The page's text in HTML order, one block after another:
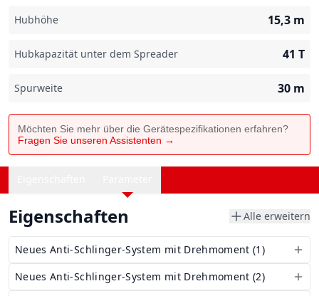
Hubhöhe
15,3 m
Hubkapazität unter dem Spreader 41 T
Spurweite 30 m
Möchten Sie mehr über die Gerätespezifikationen erfahren?
Fragen Sie unseren Assistenten →
Eigenschaften Alle erweitern
Neues Anti-Schlinger-System mit Drehmoment (1)
Neues Anti-Schlinger-System mit Drehmoment (2)